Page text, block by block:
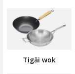
Fie că îți dorești un
o tigaie cu
calitate, ce poartă
industrie.
Tigăi wok